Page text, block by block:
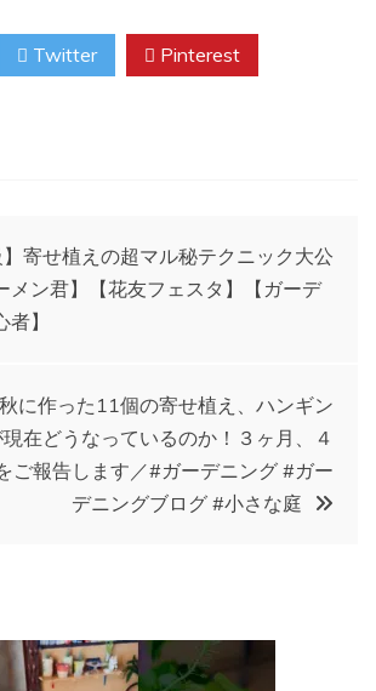
Twitter Pinterest
】寄せ植えの超マル秘テクニック大公
君】【花友フェスタ】【ガーデ
】
秋に作った11個の寄せ植え、ハンギン
在どうなっているのか！３ヶ月、４
ご報告します／#ガーデニング #ガー
デニングブログ #小さな庭